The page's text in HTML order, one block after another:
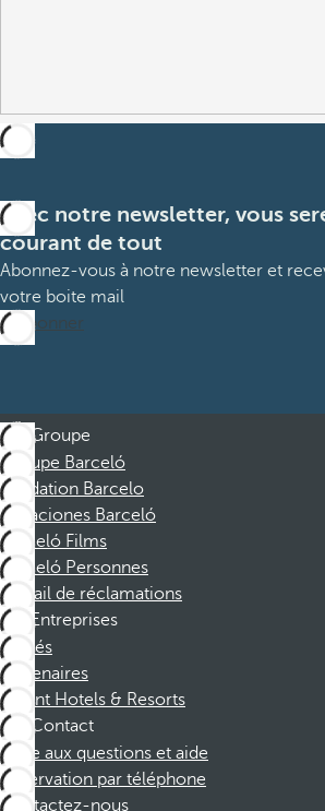
Avec notre newsletter, vous
courant de tout
Abonnez-vous à notre newsletter et
votre boite mail
M’abonner
Groupe
Groupe Barceló
Fondation Barcelo
Vacaciones Barceló
Barceló Films
Barceló Personnes
Portail de réclamations
Entreprises
Affiliés
Partenaires
Dorint Hotels & Resorts
Contact
Foire aux questions et aide
Réservation par téléphone
Contactez-nous